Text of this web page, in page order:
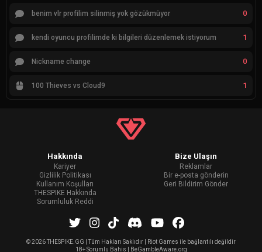
benim vlr profilim silinmiş yok gözükmüyor 0
kendi oyuncu profilimde ki bilgileri düzenlemek istiyorum 1
Nickname change 0
100 Thieves vs Cloud9 1
Hakkında
Kariyer
Gizlilik Politikası
Kullanım Koşulları
THESPIKE Hakkında
Sorumluluk Reddi
Bize Ulaşın
Reklamlar
Bir e-posta gönderin
Geri Bildirim Gönder
©2026 THESPIKE.GG | Tüm Hakları Saklıdır | Riot Games ile bağlantılı değildir
18+ Sorumlu Bahis | BeGambleAware.org